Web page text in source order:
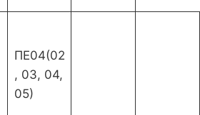
ΠΕ04(02
, 03, 04,
05)